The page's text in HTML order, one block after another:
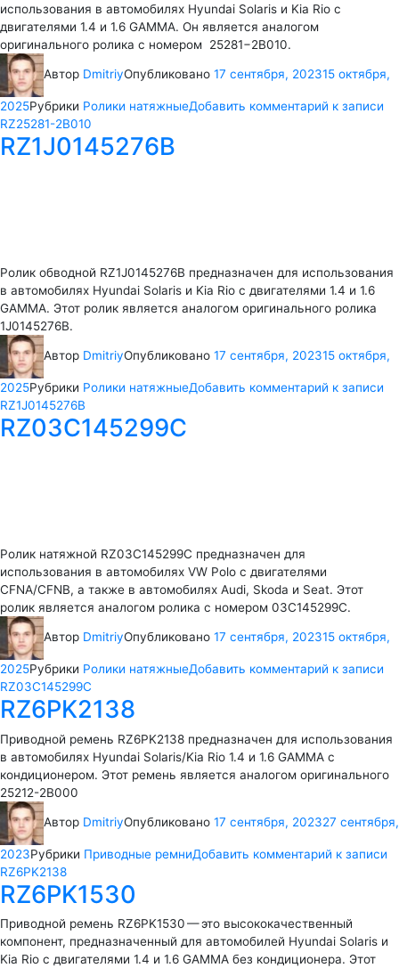
использования в автомобилях Hyundai Solaris и Kia Rio с
двигателями 1.4 и 1.6 GAMMA. Он является аналогом
оригинального ролика с номером 25281−2B010.
Автор DmitriyОпубликовано 17 сентября, 202315 октября,
2025Рубрики Ролики натяжныеДобавить комментарий к записи
RZ25281-2B010
RZ1J0145276B
Ролик обводной RZ1J0145276B предназначен для использования
в автомобилях Hyundai Solaris и Kia Rio с двигателями 1.4 и 1.6
GAMMA. Этот ролик является аналогом оригинального ролика
1J0145276B.
Автор DmitriyОпубликовано 17 сентября, 202315 октября,
2025Рубрики Ролики натяжныеДобавить комментарий к записи
RZ1J0145276B
RZ03C145299C
Ролик натяжной RZ03C145299C предназначен для
использования в автомобилях VW Polo с двигателями
CFNA/CFNB, а также в автомобилях Audi, Skoda и Seat. Этот
ролик является аналогом ролика с номером 03C145299C.
Автор DmitriyОпубликовано 17 сентября, 202315 октября,
2025Рубрики Ролики натяжныеДобавить комментарий к записи
RZ03C145299C
RZ6PK2138
Приводной ремень RZ6PK2138 предназначен для использования
в автомобилях Hyundai Solaris/Kia Rio 1.4 и 1.6 GAMMA с
кондиционером. Этот ремень является аналогом оригинального
25212-2B000
Автор DmitriyОпубликовано 17 сентября, 202327 сентября,
2023Рубрики Приводные ремниДобавить комментарий к записи
RZ6PK2138
RZ6PK1530
Приводной ремень RZ6PK1530 — это высококачественный
компонент, предназначенный для автомобилей Hyundai Solaris и
Kia Rio с двигателями 1.4 и 1.6 GAMMA без кондиционера. Этот